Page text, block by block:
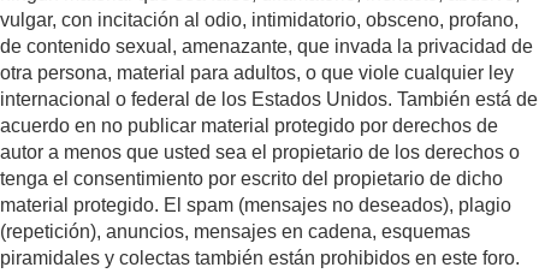
vulgar, con incitación al odio, intimidatorio, obsceno, profano,
de contenido sexual, amenazante, que invada la privacidad de
otra persona, material para adultos, o que viole cualquier ley
internacional o federal de los Estados Unidos. También está de
acuerdo en no publicar material protegido por derechos de
autor a menos que usted sea el propietario de los derechos o
tenga el consentimiento por escrito del propietario de dicho
material protegido. El spam (mensajes no deseados), plagio
(repetición), anuncios, mensajes en cadena, esquemas
piramidales y colectas también están prohibidos en este foro.